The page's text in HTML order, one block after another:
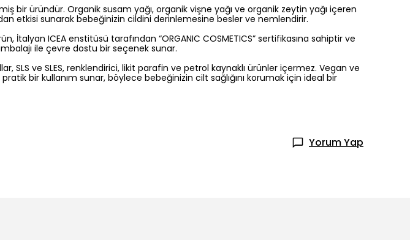
bir üründür. Organik susam yağı, organik vişne yağı ve organik zeytin yağı içeren
etkisi sunarak bebeğinizin cildini derinlemesine besler ve nemlendirir.
ICEA enstitüsü tarafından “ORGANIC COSMETICS” sertifikasına sahiptir ve
ile çevre dostu bir seçenek sunar.
SLS ve SLES, renklendirici, likit parafin ve petrol kaynaklı ürünler içermez. Vegan ve
bir kullanım sunar, böylece bebeğinizin cilt sağlığını korumak için ideal bir
Yorum Yap